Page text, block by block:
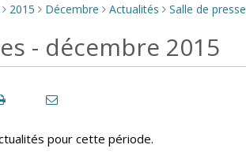
> 2015 > Décembre > Actualités > Salle de presse
- décembre 2015
pour cette période.